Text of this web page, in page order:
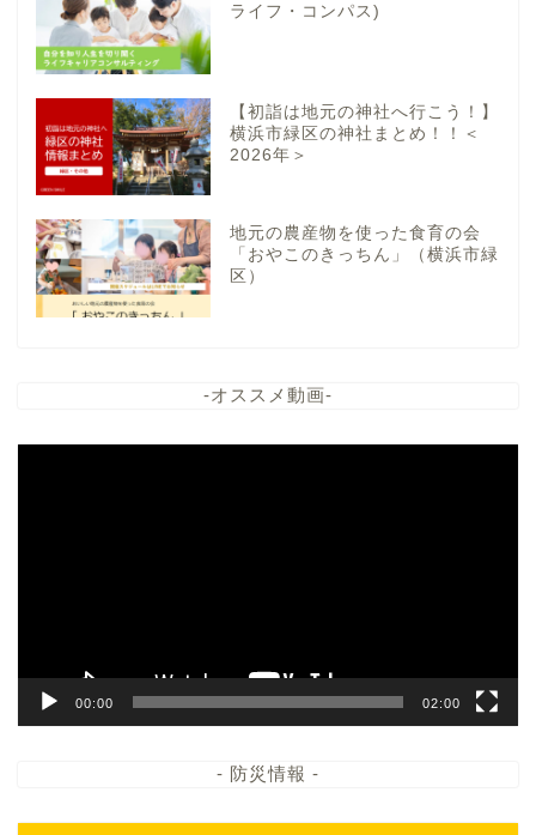
ライフ・コンパス)
【初詣は地元の神社へ行こう！】
横浜市緑区の神社まとめ！！＜
2026年＞
地元の農産物を使った食育の会
「おやこのきっちん」（横浜市緑
区）
-オススメ動画-
00:00 02:00
- 防災情報 -